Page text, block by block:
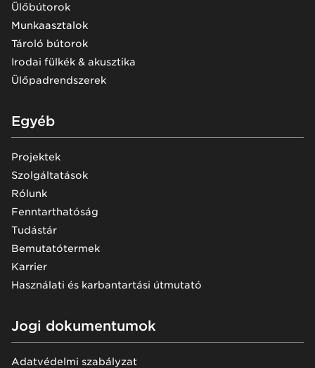
Ülőbútorok
Munkaasztalok
Tároló bútorok
Irodai fülkék & akusztika
Ülőpadrendszerek
Egyéb
Projektek
Szolgáltatások
Rólunk
Fenntarthatóság
Tudástár
Bemutatótermek
Karrier
Használati és karbantartási útmutató
Jogi dokumentumok
Adatvédelmi szabályzat